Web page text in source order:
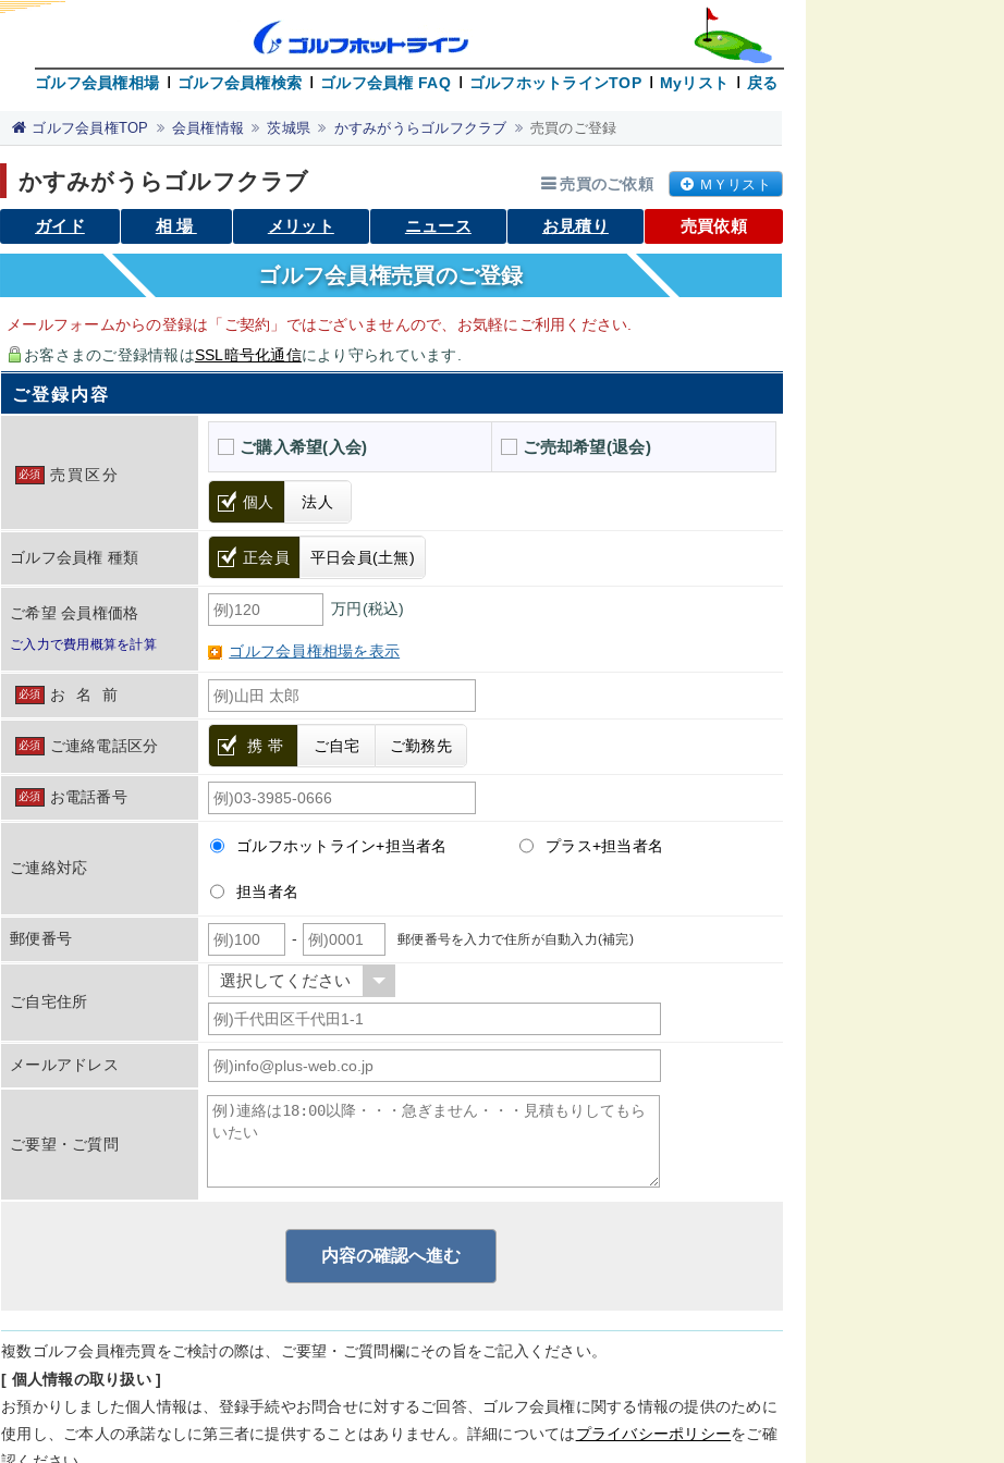
ゴルフ会員権相場 ゴルフ会員権検索 ゴルフ会員権 FAQ ゴルフホットラインTOP Myリスト 戻る
ゴルフ会員権TOP 会員権情報 茨城県 かすみがうらゴルフクラブ 売買のご登録
かすみがうらゴルフクラブ 売買のご依頼 ＭＹリスト
ガイド 相場 メリット ニュース お見積り 売買依頼
ゴルフ会員権売買のご登録
メールフォームからの登録は「ご契約」ではございませんので、お気軽にご利用ください.
お客さまのご登録情報はSSL暗号化通信により守られています.
ご登録内容
必須 売買区分
ご購入希望(入会) ご売却希望(退会)
個人 法人
ゴルフ会員権 種類 正会員 平日会員(土無)
ご希望 会員権価格
ご入力で費用概算を計算
万円(税込)
ゴルフ会員権相場を表示
必須 お名前
必須 ご連絡電話区分 携 帯 ご自宅 ご勤務先
必須 お電話番号
ご連絡対応
ゴルフホットライン+担当者名 プラス+担当者名
担当者名
郵便番号 - 郵便番号を入力で住所が自動入力(補完)
ご自宅住所
メールアドレス
ご要望・ご質問
複数ゴルフ会員権売買をご検討の際は、ご要望・ご質問欄にその旨をご記入ください。
[ 個人情報の取り扱い ]
お預かりしました個人情報は、登録手続やお問合せに対するご回答、ゴルフ会員権に関する情報の提供のために
使用し、ご本人の承諾なしに第三者に提供することはありません。詳細についてはプライバシーポリシーをご確